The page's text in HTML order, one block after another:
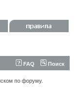
FAQ Поиск
по форуму.